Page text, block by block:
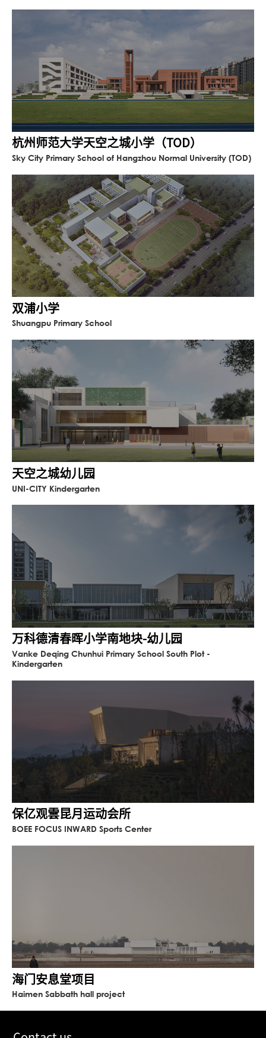
校园中，我们借设计回应了赫尔曼·赫兹伯格
交汇中，激发建筑师在垂直方向上创造多层
地表的策略。
“始于课堂，不止于课堂”，在交汇中探索
教学的更多可能，即是我们对这座校园的期
杭州师范大学天空之城小学（TOD）
Sky City Primary School of Hangzhou Normal University (TOD)
双浦小学
Shuangpu Primary School
天空之城幼儿园
UNI-CITY Kindergarten
万科德清春晖小学南地块-幼儿园
Vanke Deqing Chunhui Primary School South Plot -
Kindergarten
保亿观雲昆月运动会所
BOEE FOCUS INWARD Sports Center
海门安息堂项目
Haimen Sabbath hall project